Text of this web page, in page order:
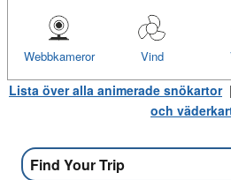
Vind
Webbkameror
Lista över alla animerade snökartor|
och
Find Your Trip